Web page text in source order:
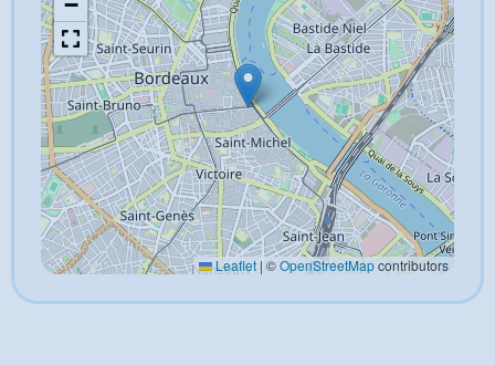
Leaflet | ©OpenStreetMapcontributors